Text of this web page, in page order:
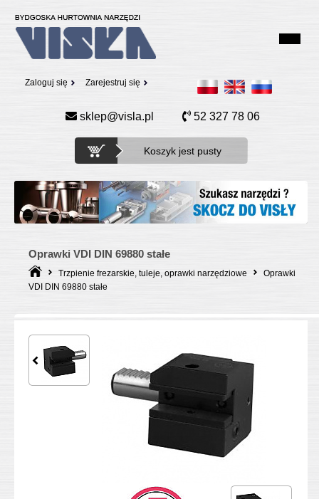
Zarejestruj się
Zaloguj się
sklep@visla.pl 52 327 78 06
Koszyk jest pusty
Oprawki VDI DIN 69880 stałe
Trzpienie frezarskie, tuleje, oprawki narzędziowe
Oprawki
VDI DIN 69880 stałe